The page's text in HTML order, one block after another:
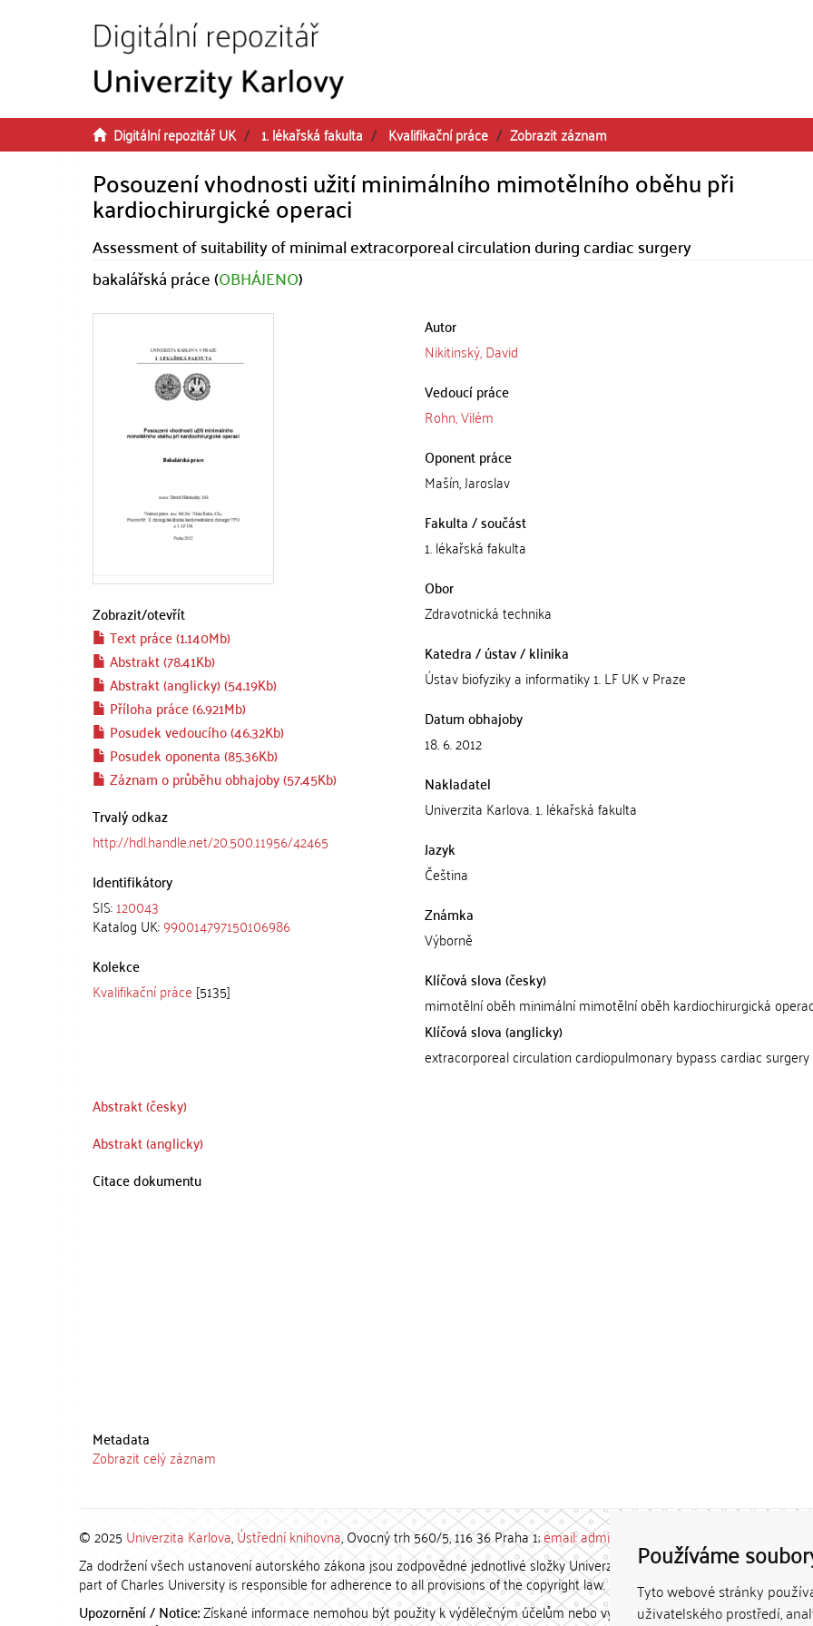
Používáme
Tyto webové stránky
uživatelského prostředí,
Digitální repozitář UK 1. lékařská fakulta Kvalifikační práce Zobrazit záznam
Posouzení vhodnosti užití minimálního mimotělního oběhu při
kardiochirurgické operaci
Assessment of suitability of minimal extracorporeal circulation during cardiac surgery
bakalářská práce (OBHÁJENO)
Zobrazit/otevřít
Text práce (1.140Mb)
Abstrakt (78.41Kb)
Abstrakt (anglicky) (54.19Kb)
Příloha práce (6.921Mb)
Posudek vedoucího (46.32Kb)
Posudek oponenta (85.36Kb)
Záznam o průběhu obhajoby (57.45Kb)
Trvalý odkaz
http://hdl.handle.net/20.500.11956/42465
Identifikátory
SIS:120043
Katalog UK:990014797150106986
Kolekce
Kvalifikační práce [5135]
Autor
Nikitinský, David
Vedoucí práce
Rohn, Vilém
Oponent práce
Mašín, Jaroslav
Fakulta / součást
1. lékařská fakulta
Obor
Zdravotnická technika
Katedra / ústav / klinika
Ústav biofyziky a informatiky 1. LF UK v Praze
Datum obhajoby
18. 6. 2012
Nakladatel
Univerzita Karlova. 1. lékařská fakulta
Jazyk
Čeština
Známka
Výborně
Klíčová slova (česky)
mimotělní oběh minimální mimotělní oběh kardiochirurgická
Klíčová slova (anglicky)
extracorporeal circulation cardiopulmonary bypass cardiac surgery
Abstrakt (česky)
Abstrakt (anglicky)
Citace dokumentu
Metadata
Zobrazit celý záznam
© 2025 Univerzita Karlova,Ústřední knihovna, Ovocný trh 560/5, 116 36 Praha 1;email: admin-repozitar [at] cuni.cz
Za dodržení všech ustanovení autorského zákona jsou zodpovědné jednotlivé složky Univerzity Karlovy. / Each constituent
part of Charles University is responsible for adherence to all provisions of the copyright law.
Upozornění / Notice:Získané informace nemohou být použity k výdělečným účelům nebo vydávány za studijní, vědeckou